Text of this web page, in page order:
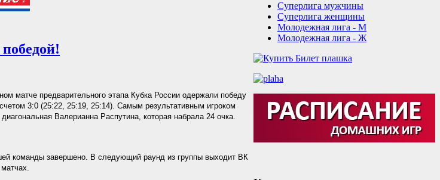
матче предварительного этапа Кубка России одержали победу
3:0 (25:22, 25:19, 25:14). Самым результативным игроком
Валерианна Распутина, которая набрала 24 очка.
команды завершено. В следующий раунд из группы выходит ВК
Суперлига мужчины
Суперлига женщины
Молодежная лига - М
Молодежная лига - Ж